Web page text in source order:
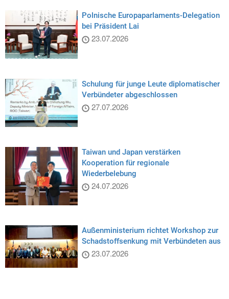
Polnische Europaparlaments-Delegation
bei Präsident Lai
23.07.2026
Schulung für junge Leute diplomatischer
Verbündeter abgeschlossen
27.07.2026
Taiwan und Japan verstärken
Kooperation für regionale
Wiederbelebung
24.07.2026
Außenministerium richtet Workshop zur
Schadstoffsenkung mit Verbündeten aus
23.07.2026